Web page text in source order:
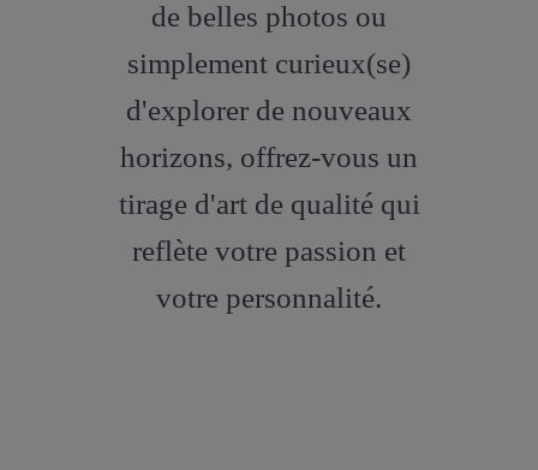
de belles photos ou
simplement curieux(se)
d'explorer de nouveaux
horizons, offrez-vous un
tirage d'art de qualité qui
reflète votre passion et
votre personnalité.